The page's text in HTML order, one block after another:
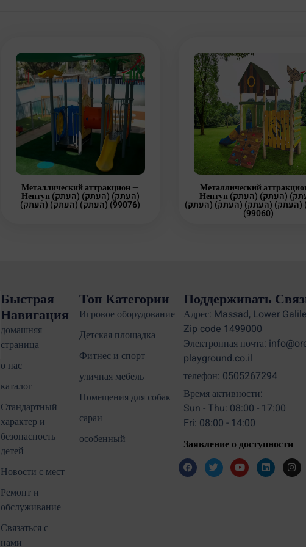
Металлический аттракцион —
Нептун (העתק) (העתק) (העתק)
(העתק) (העתק) (העתק) (99076)
Металлический
Нептун (העתק) (העתק) (העתק)
(העתק) (העתק) (העתק) (העתק) (העתק)
(99060)
Быстрая
Навигация
домашняя
страница
о нас
каталог
Стандартный
характер и
безопасность
детей
Новости с мест
Ремонт и
обслуживание
Связаться с
нами
Топ Категории
Игровое оборудование
Детская площадка
Фитнес и спорт
уличная мебель
Помещения для собак
сараи
особенный
Поддерживать
Адрес: Massad, Lower
Zip code 1499000
Электронная почта:
playground.co.il
телефон: 0505267294
Время активности:
Sun - Thu: 08:00 - 17:00
Fri: 08:00 - 14:00
Заявление о доступности